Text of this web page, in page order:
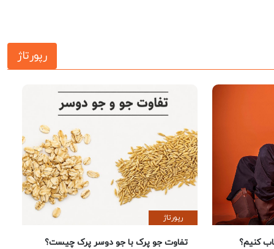
رپورتاژ
کنیم؟
رپورتاژ
تفاوت جو پرک با جو دوسر پرک چیست؟